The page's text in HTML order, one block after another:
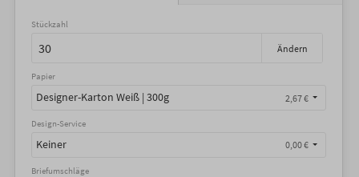
Stückzahl
Ändern
Papier
Designer-Karton Weiß | 300g 2,67 €
Design-Service
Keiner 0,00 €
Briefumschläge